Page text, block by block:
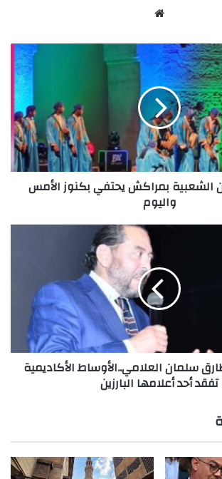
الشعبية بمراكش يحتفي بكنوز الأمس
واليوم
سلمان العلامي..الأوساط الأكاديمية
تفقد أحد أعلامها البارزين